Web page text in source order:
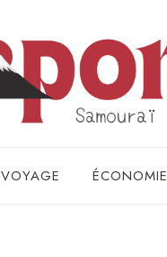
VOYAGE ÉCONOMIE